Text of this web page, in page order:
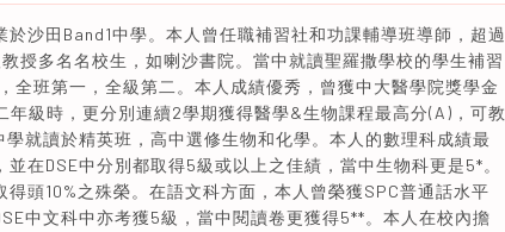
沙田Band1中學。本人曾任職補習社和功課輔導班導師，超過
授多名名校生，如喇沙書院。當中就讀聖羅撒學校的學生補習
全班第一，全級第二。本人成績優秀，曾獲中大醫學院獎學金
年級時，更分別連續2學期獲得醫學&生物課程最高分(A)，可教
就讀於精英班，高中選修生物和化學。本人的數理科成績最
在DSE中分別都取得5級或以上之佳績，當中生物科更是5*。
頭10%之殊榮。在語文科方面，本人曾榮獲SPC普通話水平
中文科中亦考獲5級，當中閱讀卷更獲得5**。本人在校內擔